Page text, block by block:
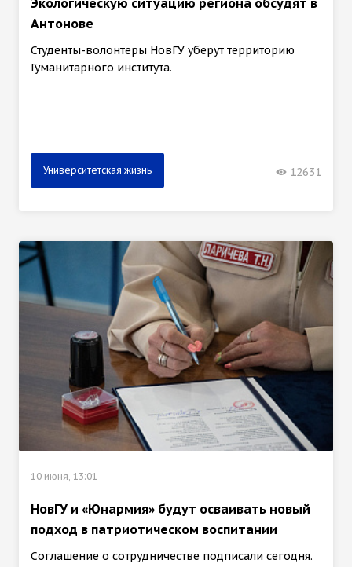
Антонове
Студенты-волонтеры НовГУ уберут территорию
Гуманитарного института.
Университетская жизнь 12631
10 июня, 13:01
НовГУ и «Юнармия» будут осваивать новый
подход в патриотическом воспитании
Соглашение о сотрудничестве подписали сегодня.